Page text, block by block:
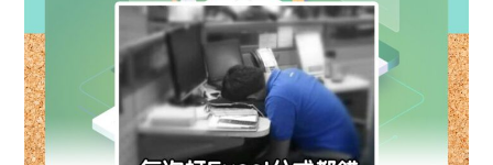
學生
故事
分享
工推
介
搵工
福利
uFina
nce
聯絡
我們